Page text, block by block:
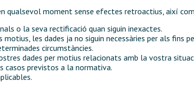
qualsevol moment sense efectes retroactius, així
o la seva rectificació quan siguin inexactes.
les dades ja no siguin necessàries per als fins
circumstàncies.
dades per motius relacionats amb la vostra
casos previstos a la normativa.